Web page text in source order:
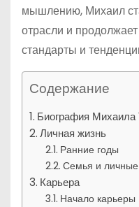
мышлению, Михаил
отрасли и
стандарты и
Содержание
Биография Михаила
Личная жизнь
Ранние годы
Семья и
Карьера
Начало карьеры